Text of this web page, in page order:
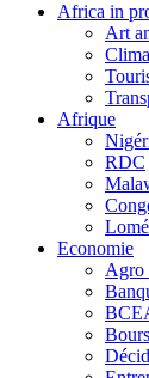
Africa in
Art
Afrique
RDC
Lomé
Economie
Agro